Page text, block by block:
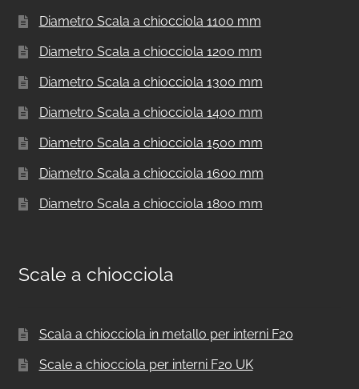
Diametro Scala a chiocciola 1100 mm
Diametro Scala a chiocciola 1200 mm
Diametro Scala a chiocciola 1300 mm
Diametro Scala a chiocciola 1400 mm
Diametro Scala a chiocciola 1500 mm
Diametro Scala a chiocciola 1600 mm
Diametro Scala a chiocciola 1800 mm
Scale a chiocciola
Scala a chiocciola in metallo per interni F20
Scale a chiocciola per interni F20 UK